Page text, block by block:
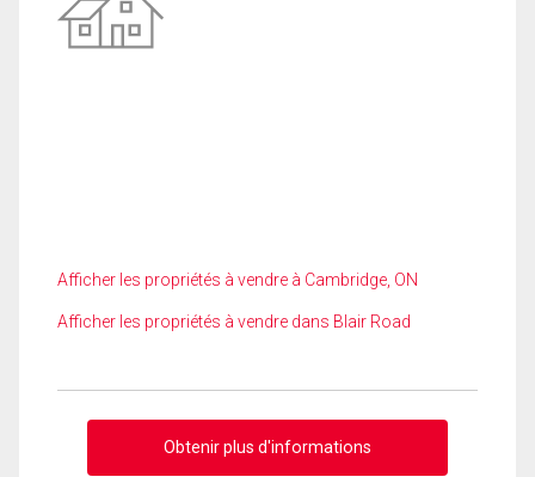
Afficher les propriétés à vendre à Cambridge, ON
Afficher les propriétés à vendre dans Blair Road
Obtenir plus d'informations